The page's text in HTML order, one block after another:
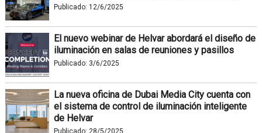
Publicado: 12/6/2025
El nuevo webinar de Helvar abordará el diseño de
iluminación en salas de reuniones y pasillos
Publicado: 3/6/2025
La nueva oficina de Dubai Media City cuenta con
el sistema de control de iluminación inteligente
de Helvar
Publicado: 28/5/2025